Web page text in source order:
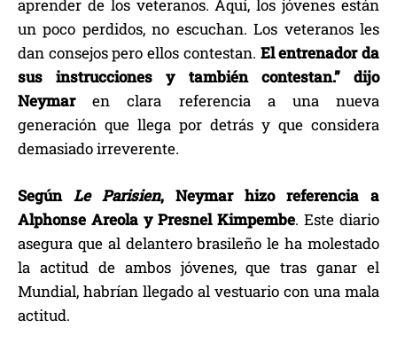
aprender de los veteranos. Aquí, los jóvenes están
un poco perdidos, no escuchan. Los veteranos les
dan consejos pero ellos contestan. El entrenador da
sus instrucciones y también contestan.” dijo
Neymaren clara referencia a una nueva
generación que llega por detrás y que considera
demasiado irreverente.
Según Le Parisien, Neymar hizo referencia a
Alphonse Areola y Presnel Kimpembe. Este diario
asegura que al delantero brasileño le ha molestado
la actitud de ambos jóvenes, que tras ganar el
Mundial, habrían llegado al vestuario con una mala
actitud.